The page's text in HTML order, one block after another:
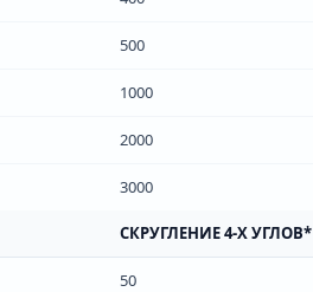
500
1000
2000
3000
СКРУГЛЕНИЕ 4-Х УГЛОВ*
50